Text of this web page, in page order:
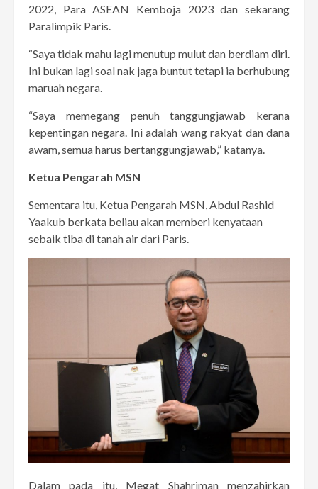
2022, Para ASEAN Kemboja 2023 dan sekarang
Paralimpik Paris.
“Saya tidak mahu lagi menutup mulut dan berdiam diri.
Ini bukan lagi soal nak jaga buntut tetapi ia berhubung
maruah negara.
“Saya memegang penuh tanggungjawab kerana
kepentingan negara. Ini adalah wang rakyat dan dana
awam, semua harus bertanggungjawab,” katanya.
Ketua Pengarah MSN
Sementara itu, Ketua Pengarah MSN, Abdul Rashid
Yaakub berkata beliau akan memberi kenyataan
sebaik tiba di tanah air dari Paris.
Dalam pada itu, Megat Shahriman menzahirkan